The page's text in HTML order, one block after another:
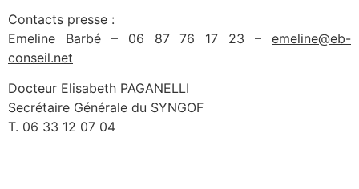
Contacts presse :
Emeline Barbé – 06 87 76 17 23 – emeline@eb-
conseil.net
Docteur Elisabeth PAGANELLI
Secrétaire Générale du SYNGOF
T. 06 33 12 07 04